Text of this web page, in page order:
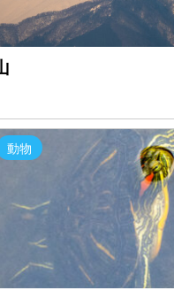
動物